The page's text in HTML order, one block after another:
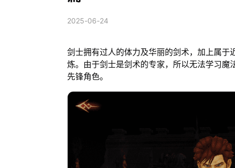
2025-06-24
剑士拥有过人的体力及华丽的剑术，加上属
炼。由于剑士是剑术的专家，所以无法学习
先锋角色。